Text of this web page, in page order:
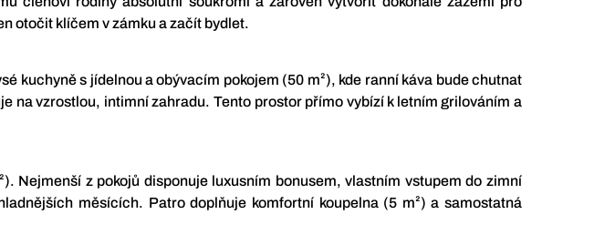
otočit klíčem v zámku a začít bydlet.
kuchyně s jídelnou a obývacím pokojem (50 m²), kde ranní káva bude chutnat
na vzrostlou, intimní zahradu. Tento prostor přímo vybízí k letním grilováním a
Nejmenší z pokojů disponuje luxusním bonusem, vlastním vstupem do zimní
měsících. Patro doplňuje komfortní koupelna (5 m²) a samostatná